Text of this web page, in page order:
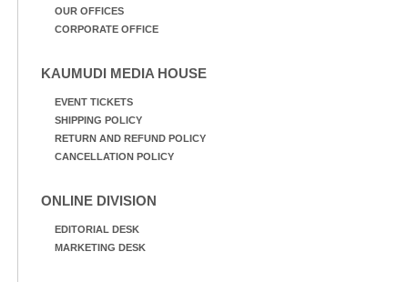
OUR OFFICES
CORPORATE OFFICE
KAUMUDI MEDIA HOUSE
EVENT TICKETS
SHIPPING POLICY
RETURN AND REFUND POLICY
CANCELLATION POLICY
ONLINE DIVISION
EDITORIAL DESK
MARKETING DESK